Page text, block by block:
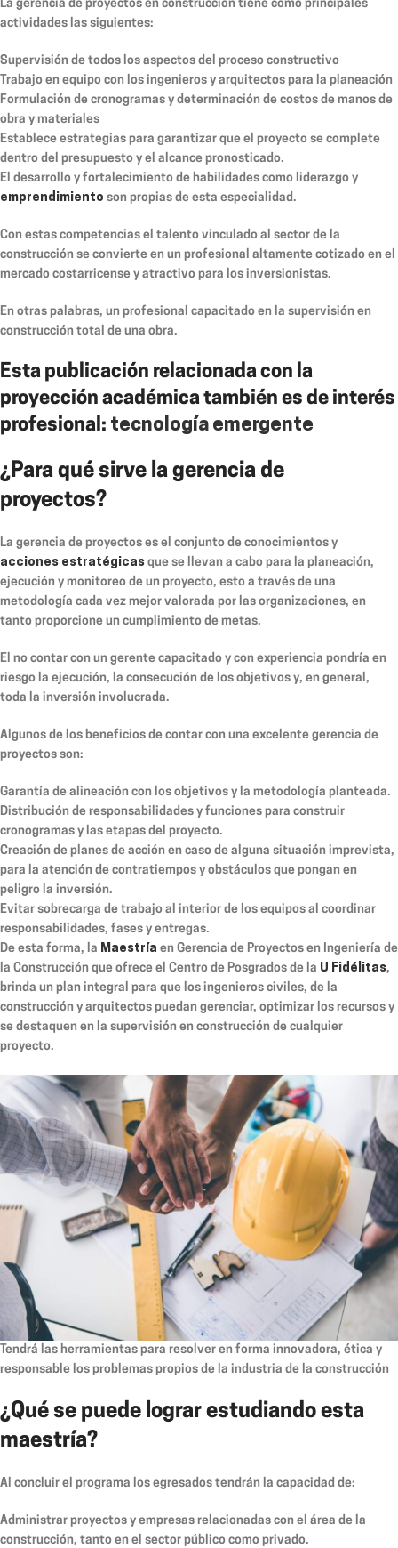
La gerencia de proyectos en construcción tiene como principales
actividades las siguientes:
Supervisión de todos los aspectos del proceso constructivo
Trabajo en equipo con los ingenieros y arquitectos para la planeación
Formulación de cronogramas y determinación de costos de manos de
obra y materiales
Establece estrategias para garantizar que el proyecto se complete
dentro del presupuesto y el alcance pronosticado.
El desarrollo y fortalecimiento de habilidades como liderazgo y
emprendimiento son propias de esta especialidad.
Con estas competencias el talento vinculado al sector de la
construcción se convierte en un profesional altamente cotizado en el
mercado costarricense y atractivo para los inversionistas.
En otras palabras, un profesional capacitado en la supervisión en
construcción total de una obra.
Esta publicación relacionada con la
proyección académica también es de interés
profesional: tecnología emergente
¿Para qué sirve la gerencia de
proyectos?
La gerencia de proyectos es el conjunto de conocimientos y
acciones estratégicas que se llevan a cabo para la planeación,
ejecución y monitoreo de un proyecto, esto a través de una
metodología cada vez mejor valorada por las organizaciones, en
tanto proporcione un cumplimiento de metas.
El no contar con un gerente capacitado y con experiencia pondría en
riesgo la ejecución, la consecución de los objetivos y, en general,
toda la inversión involucrada.
Algunos de los beneficios de contar con una excelente gerencia de
proyectos son:
Garantía de alineación con los objetivos y la metodología planteada.
Distribución de responsabilidades y funciones para construir
cronogramas y las etapas del proyecto.
Creación de planes de acción en caso de alguna situación imprevista,
para la atención de contratiempos y obstáculos que pongan en
peligro la inversión.
Evitar sobrecarga de trabajo al interior de los equipos al coordinar
responsabilidades, fases y entregas.
De esta forma, la Maestría en Gerencia de Proyectos en Ingeniería de
la Construcción que ofrece el Centro de Posgrados de la U Fidélitas,
brinda un plan integral para que los ingenieros civiles, de la
construcción y arquitectos puedan gerenciar, optimizar los recursos y
se destaquen en la supervisión en construcción de cualquier
proyecto.
Tendrá las herramientas para resolver en forma innovadora, ética y
responsable los problemas propios de la industria de la construcción
¿Qué se puede lograr estudiando esta
maestría?
Al concluir el programa los egresados tendrán la capacidad de:
Administrar proyectos y empresas relacionadas con el área de la
construcción, tanto en el sector público como privado.